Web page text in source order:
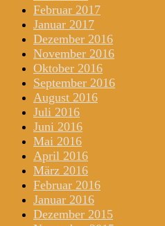
Februar 2017
Januar 2017
Dezember 2016
November 2016
Oktober 2016
September 2016
August 2016
Juli 2016
Juni 2016
Mai 2016
April 2016
März 2016
Februar 2016
Januar 2016
Dezember 2015